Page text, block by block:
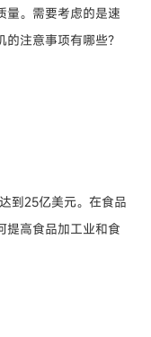
量。需要考虑的是速
注意事项有哪些？
到25亿美元。在食品
提高食品加工业和食